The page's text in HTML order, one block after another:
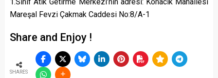
Mareşal Fevzi Çakmak Caddesi No:8/A-1
Share and Enjoy !
SHARES